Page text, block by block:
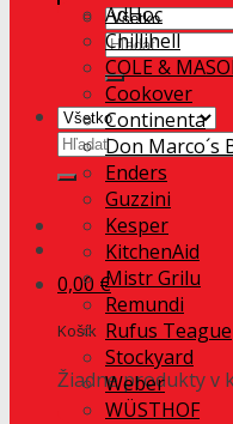
Hľadať:
Hľadať:
0,00 €
Košík
Žiadne produkty v
AdHoc
Chillihell
COLE &
Cookover
Continenta
Don Marco´s
Enders
Guzzini
Kesper
KitchenAid
Mistr Grilu
Remundi
Rufus Teague
Stockyard
Weber
WÜSTHOF